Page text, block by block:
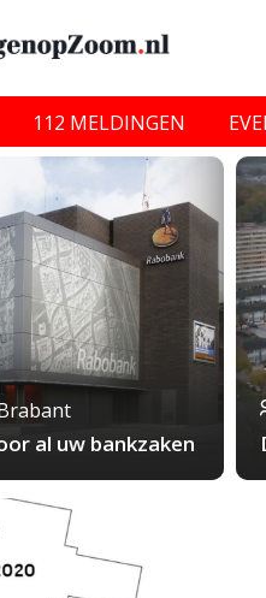
112 MELDINGEN
al uw bankzaken